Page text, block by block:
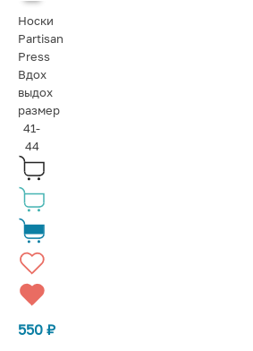
Носки
Partisan
Press
Вдох
выдох
размер
41-
44
550 ₽